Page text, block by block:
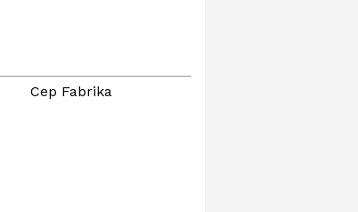
Cep Fabrika